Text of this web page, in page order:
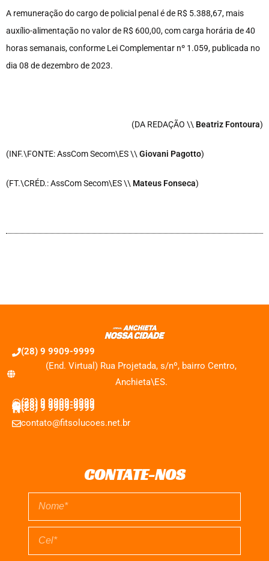
A remuneração do cargo de policial penal é de R$ 5.388,67, mais
auxílio-alimentação no valor de R$ 600,00, com carga horária de 40
horas semanais, conforme Lei Complementar nº 1.059, publicada no
dia 08 de dezembro de 2023.
(DA REDAÇÃO \\ Beatriz Fontoura)
(INF.\FONTE: AssCom Secom\ES \\ Giovani Pagotto)
(FT.\CRÉD.: AssCom Secom\ES \\ Mateus Fonseca)
(28) 9 9909-9999
(End. Virtual) Rua Projetada, s/nº, bairro Centro,
Anchieta\ES.
(28) 9 9909-9999
(28) 9 9909-9999
(28) 9 9909-9999
contato@fitsolucoes.net.br
CONTATE-NOS